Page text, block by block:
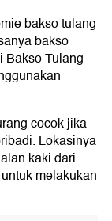
bakso tulang
bakso
Bakso Tulang
cocok jika
Lokasinya
kaki dari
melakukan